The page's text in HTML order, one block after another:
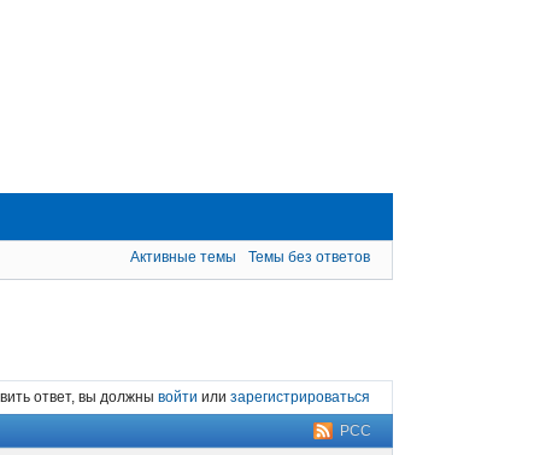
Активные темы Темы без ответов
ответ, вы должны войти или зарегистрироваться
РСС